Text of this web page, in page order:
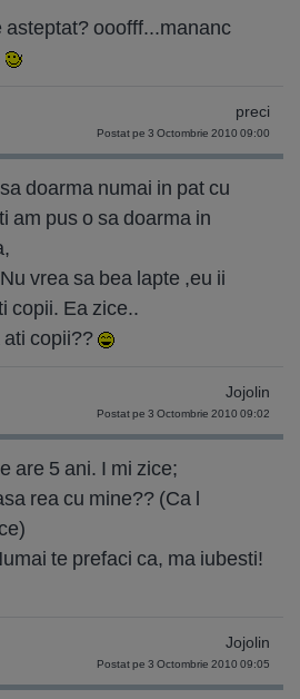
asteptat? ooofff...mananc
preci
Postat pe 3 Octombrie 2010 09:00
doarma numai in pat cu
am pus o sa doarma in
vrea sa bea lapte ,eu ii
copii. Ea zice..
copii??
Jojolin
Postat pe 3 Octombrie 2010 09:02
are 5 ani. I mi zice;
rea cu mine?? (Ca l
te prefaci ca, ma iubesti!
Jojolin
Postat pe 3 Octombrie 2010 09:05